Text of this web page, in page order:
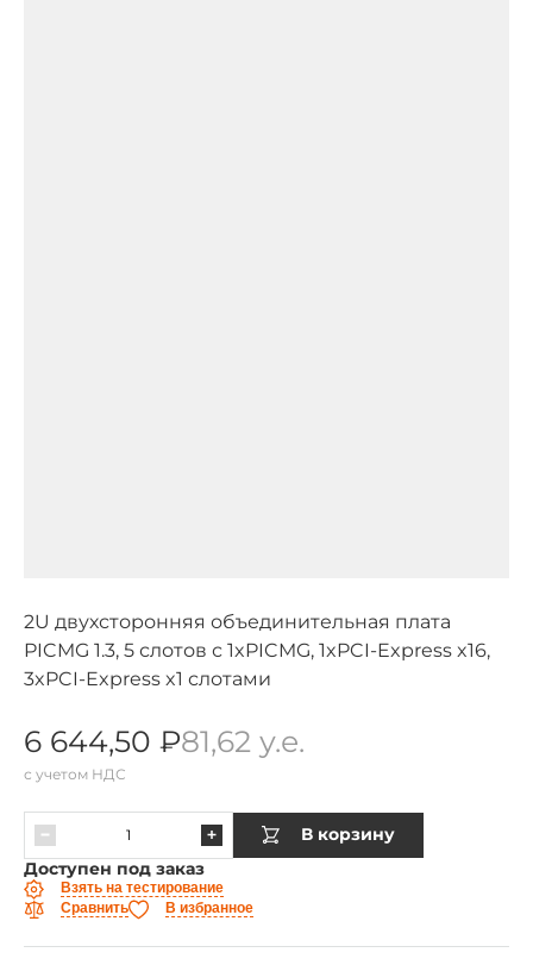
2U двухсторонняя объединительная плата
PICMG 1.3, 5 слотов с 1xPICMG, 1xPCI-Express x16,
3xPCI-Express x1 слотами
6 644,50 ₽81,62 у.е.
с учетом НДС
В корзину
Доступен под заказ
Взять на тестирование
Сравнить
В избранное